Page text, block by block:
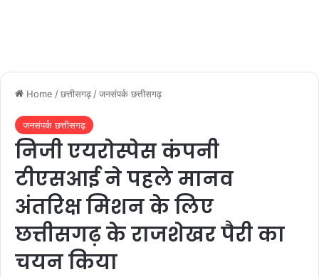
Home /छत्तीसगढ़ /जनसंपर्क छत्तीसगढ़
जनसंपर्क छत्तीसगढ़
निजी एयरोस्पेस कंपनी
टीएसआई ने पहले मानव
अंतरिक्ष मिशन के लिए
छत्तीसगढ़ के राजशेखर पैरी का
चयन किया